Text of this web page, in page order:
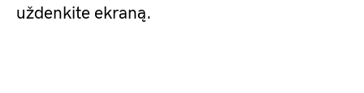
uždenkite ekraną.